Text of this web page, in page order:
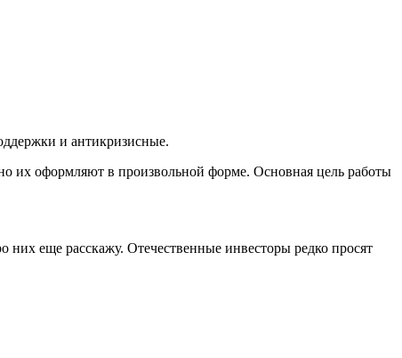
и антикризисные.
их оформляют в произвольной форме. Основная цель работы
еще расскажу. Отечественные инвесторы редко просят